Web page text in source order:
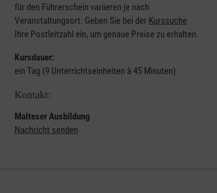
für den Führerschein variieren je nach
Veranstaltungsort. Geben Sie bei der Kurssuche
Ihre Postleitzahl ein, um genaue Preise zu erhalten.
Kursdauer:
ein Tag (9 Unterrichtseinheiten à 45 Minuten)
Kontakt:
Malteser Ausbildung
Nachricht senden